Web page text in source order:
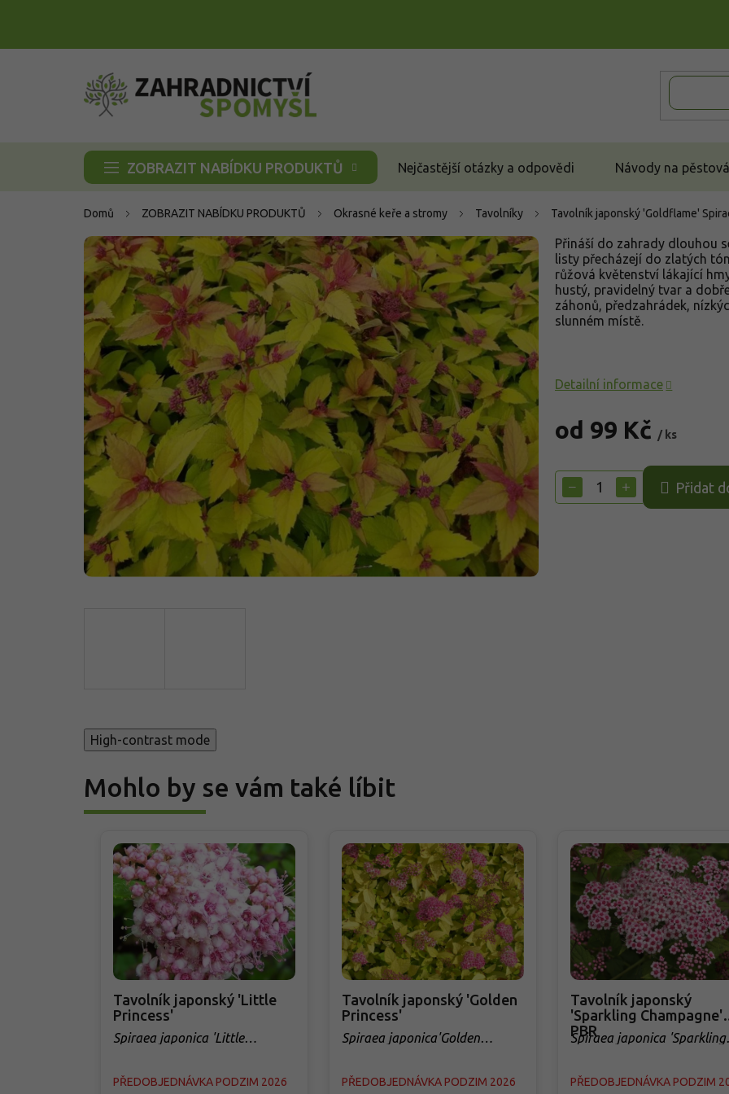
ZOBRAZIT NABÍDKU PRODUKTŮ Nejčastější otázky a odpovědi Návody na
Domů ZOBRAZIT NABÍDKU PRODUKTŮ Okrasné keře a stromy Tavolníky Tavolník japonský 'Goldflame'
od 99 Kč / ks
cena:
+
− Přidat
Přináší do zahrady dlouhou
listy přecházejí do zlatých
růžová květenství lákající
hustý, pravidelný tvar a
záhonů, předzahrádek,
slunném místě.
Detailní informace
High-contrast mode
Mohlo by se vám také líbit
Tavolník japonský 'Little
Princess'
Spiraea japonica 'Little
PŘEDOBJEDNÁVKA PODZIM 2026
Tavolník japonský 'Golden
Princess'
Spiraea japonica'Golden
PŘEDOBJEDNÁVKA PODZIM 2026
Tavolník japonský
'Sparkling Champagne'
PBR
Spiraea japonica 'Sparkling
PŘEDOBJEDNÁVKA PODZIM